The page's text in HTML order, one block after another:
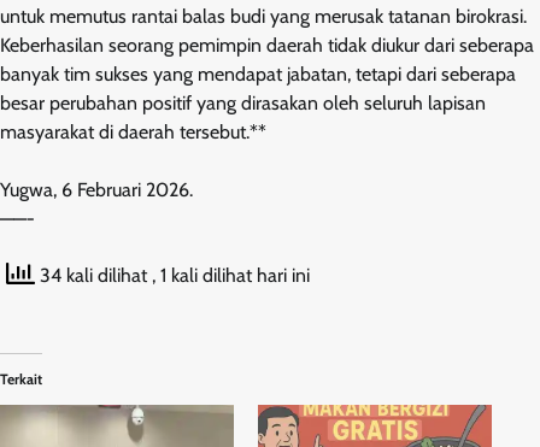
untuk memutus rantai balas budi yang merusak tatanan birokrasi.
Keberhasilan seorang pemimpin daerah tidak diukur dari seberapa
banyak tim sukses yang mendapat jabatan, tetapi dari seberapa
besar perubahan positif yang dirasakan oleh seluruh lapisan
masyarakat di daerah tersebut.**
Yugwa, 6 Februari 2026.
——-
34 kali dilihat , 1 kali dilihat hari ini
Terkait